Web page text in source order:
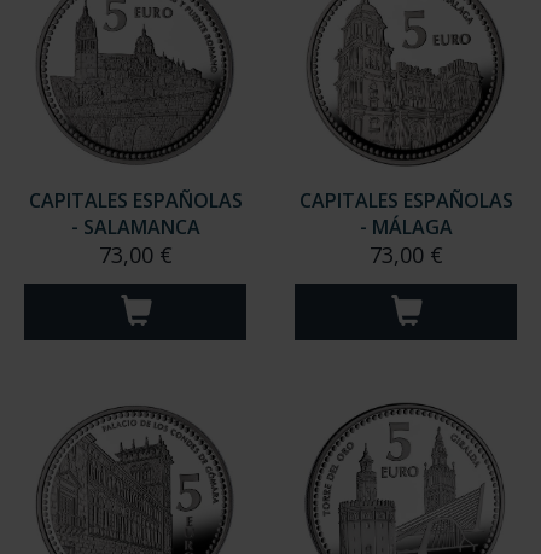
CAPITALES ESPAÑOLAS
- SALAMANCA
73,00 €
CAPITALES ESPAÑOLAS
- MÁLAGA
73,00 €